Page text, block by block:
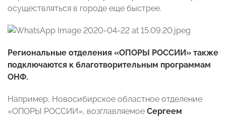
осуществляться в городе еще быстрее.
Региональные отделения «ОПОРЫ РОССИИ» также
подключаются к благотворительным программам
ОНФ.
Например, Новосибирское областное отделение
«ОПОРЫ РОССИИ», возглавляемое Сергеем